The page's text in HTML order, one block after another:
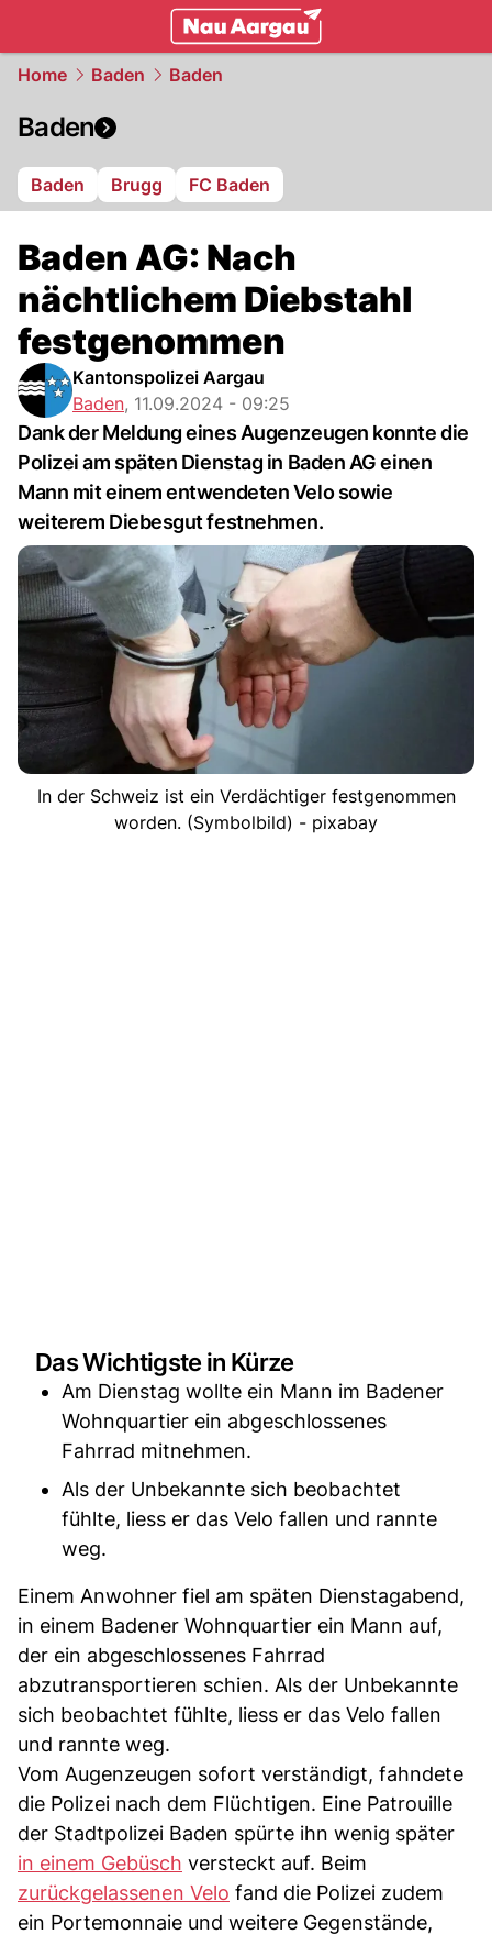
Home Baden Baden
Baden
Baden Brugg FC Baden
Baden AG: Nach
nächtlichem Diebstahl
festgenommen
Kantonspolizei Aargau
Baden, 11.09.2024 - 09:25
Dank der Meldung eines Augenzeugen konnte die
Polizei am späten Dienstag in Baden AG einen
Mann mit einem entwendeten Velo sowie
weiterem Diebesgut festnehmen.
In der Schweiz ist ein Verdächtiger festgenommen
worden. (Symbolbild) - pixabay
Das Wichtigste in Kürze
Am Dienstag wollte ein Mann im Badener
Wohnquartier ein abgeschlossenes
Fahrrad mitnehmen.
Als der Unbekannte sich beobachtet
fühlte, liess er das Velo fallen und rannte
weg.
Einem Anwohner fiel am späten Dienstagabend,
in einem Badener Wohnquartier ein Mann auf,
der ein abgeschlossenes Fahrrad
abzutransportieren schien. Als der Unbekannte
sich beobachtet fühlte, liess er das Velo fallen
und rannte weg.
Vom Augenzeugen sofort verständigt, fahndete
die Polizei nach dem Flüchtigen. Eine Patrouille
der Stadtpolizei Baden spürte ihn wenig später
in einem Gebüsch versteckt auf. Beim
zurückgelassenen Velo fand die Polizei zudem
ein Portemonnaie und weitere Gegenstände,